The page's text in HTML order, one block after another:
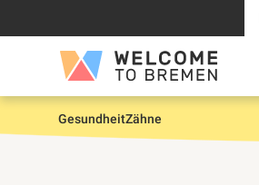
Welcome
to
Bremen
Start
GesundheitZähne